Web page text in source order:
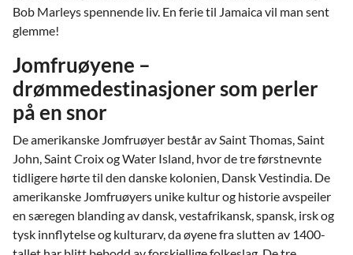
Bob Marleys spennende liv. En ferie til Jamaica vil man sent
glemme!
Jomfruøyene –
drømmedestinasjoner som perler
på en snor
De amerikanske Jomfruøyer består av Saint Thomas, Saint
John, Saint Croix og Water Island, hvor de tre førstnevnte
tidligere hørte til den danske kolonien, Dansk Vestindia. De
amerikanske Jomfruøyers unike kultur og historie avspeiler
en særegen blanding av dansk, vestafrikansk, spansk, irsk og
tysk innflytelse og kulturarv, da øyene fra slutten av 1400-